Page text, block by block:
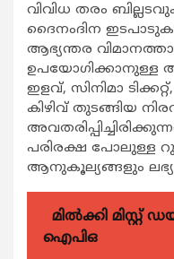
വിവിധ തരം
ദൈനംദിന
ആഭ്യന്തര
ഉപയോഗിക്കാനുള്ള
ഇളവ്, സിനിമാ
കിഴിവ് തുടങ്ങിയ
പരിരക്ഷ പോലുള്ള
ആനുകൂല്യങ്ങളും
മിൽക്കി മിസ്റ്റ്
ഐപിഒ